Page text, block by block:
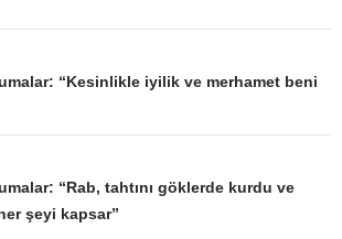
“Kesinlikle iyilik ve merhamet beni
“Rab, tahtını göklerde kurdu ve
şeyi kapsar”